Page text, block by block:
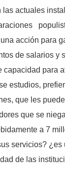
actuales
acción para
de salarios y
estudios,
que les
que se
a 7
servicios?
de las